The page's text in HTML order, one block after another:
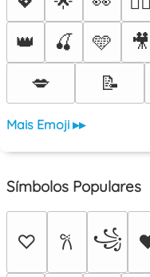
👑
🍒 🩵 🎥
💋
📝
Mais Emoji ▸▸
Símbolos Populares
♡ 𐙚 ꧁